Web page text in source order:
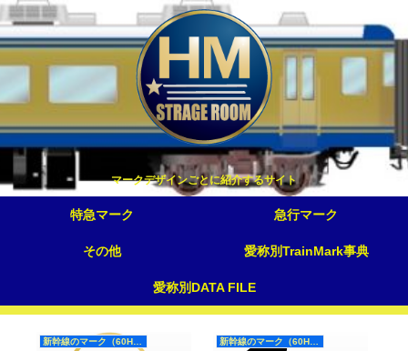
マークデザインごとに紹介するサイト
特急マーク 急行マーク
その他 愛称別TrainMark事典
愛称別DATA FILE
新幹線のマーク（60Hz） 新幹線のマーク（60Hz）